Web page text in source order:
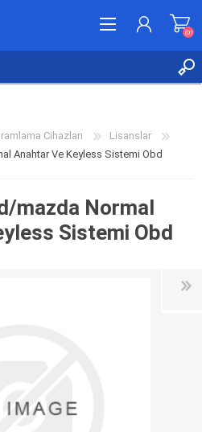
(0)
Cihazları
Lisanslar
Anahtar Ve Keyless Sistemi Obd
mazda Normal
Sistemi Obd